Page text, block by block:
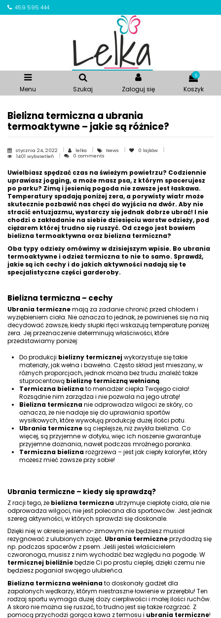
459 595 444
Menu Szukaj Zaloguj się
0
Koszyk
Bielizna termiczna a ubrania
termoaktywne – jakie są różnice?
stycznia 24, 2022 lelka News 0 lajków
1401 wyświetleń
0 comments
Uwielbiasz spędzać czas na świeżym powietrzu? Codziennie
uprawiasz jogging, a może masz psa, z którym spacerujesz
po parku? Zimą i jesienią pogoda nie zawsze jest łaskawa.
Temperatury spadają poniżej zera, a porywisty wiatr może
skutecznie pozbawić nas chęci do wyjścia na dwór. Aby nie
stracić entuzjazmu, wystarczy się jednak dobrze ubrać! I nie
chodzi o zakładanie na siebie dziesięciu warstw odzieży, pod
ciężarem której trudno się ruszyć. Od czego jest bowiem
bielizna termoaktywna oraz bielizna termiczna?
Oba typy odzieży omówimy w dzisiejszym wpisie. Bo ubrania
termoaktywne i odzież termiczna to nie to samo. Sprawdź,
jakie są ich cechy i do jakich aktywności nadają się te
specjalistyczne części garderoby.
Bielizna termiczna – cechy
Ubrania termicznemają za zadanie chronić przed chłodem i
wyziębieniem ciała. Nie oznacza to jednak, że powinieneś się na nią
decydować zawsze, kiedy słupki rtęci wskazują temperaturę poniżej
zera. Jej przeznaczenie determinują właściwości, które
przedstawiamy poniżej:
Do produkcji bielizny termicznejwykorzystuje się takie
materiały, jakwełna i bawełna. Często skład jest mieszany, w
różnych proporcjach, jednak można bez trudu znaleźć także
stuprocentową bieliznę termiczną wełnianą.
Termiczna bieliznato menadżer ciepła Twojego ciała!
Rozsądnie nim zarządza i nie pozwala na jego utratę!
Bielizna termicznanie odprowadza wilgoci ze skóry, co
oznacza, że nie nadajesię do uprawiania sportów
wysiłkowych, które wywołują produkcję dużej ilości potu.
Ubrania termicznesącieplejsze, niż zwykła bielizna. Co
więcej, są przyjemne w dotyku, więc ich noszenie gwarantuje
przyjemne doznania, nawet podczas mroźnego poranka.
Termiczna bieliznarozgrzewa – jest jak ciepły kaloryfer, który
możesz mieć zawsze przy sobie!
Ubrania termiczne – kiedy się sprawdzą?
Z racji tego, że bielizna termicznautrzymuje ciepłotę ciała, ale nie
odprowadza wilgoci, nie jest polecana dla sportowców. Jest jednak
szereg aktywności, w których sprawdzi się doskonale.
Dzięki niej w okresie jesienno-zimowym nie będziesz musiał
rezygnować z ulubionych zajęć. Ubrania termiczneprzydadzą się
np. podczas spacerów z psem. Jeśli jesteś właścicielem
czworonoga, musisz z nim wychodzić bez względu na pogodę. W
termicznej bieliźniebędzie Ci po prostu cieplej, dzięki czemu nie
będziesz poganiał swojego ulubieńca.
Bielizna termicznawełnianato doskonały gadżet dla
zapalonych wędkarzy, którym niestraszne łowienie w przeręblu! Ten
rodzaj sportu wymaga dużej dozy cierpliwości i małej ilości ruchów.
A skoro nie można się ruszać, to trudno jest się także rozgrzać. Z
pomocą przychodzi gorąca kawa z termosu i ubrania termiczne!